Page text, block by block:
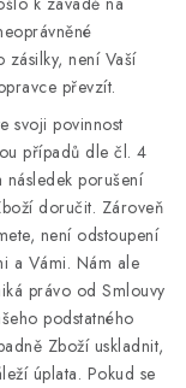
zásilky, není Vaší
převzít.
svoji povinnost
případů dle čl. 4
porušení
doručit. Zároveň
není odstoupení
a Vámi. Nám ale
právo od Smlouvy
podstatného
Zboží uskladnit,
úplata. Pokud se